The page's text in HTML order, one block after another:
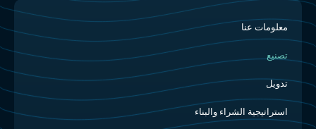
معلومات عنا
تصنيع
تدويل
استراتيجية الشراء والبناء